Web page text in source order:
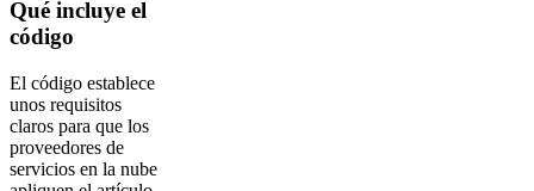
Qué incluye el
código
El código establece
unos requisitos
claros para que los
proveedores de
servicios en la nube